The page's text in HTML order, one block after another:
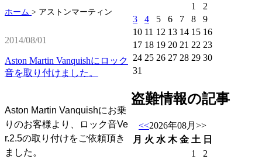
ホーム > アストンマーティン
2014/08/01
Aston Martin Vanquishにロック
音を取り付けました。
Aston Martin Vanquishにお乗
りのお客様より、ロック音Ve
r.2.5の取り付けをご依頼頂き
ました。
1
2
3
4 5 6 7 8
9
10 11 12 13 14 15 16
17 18 19 20 21 22 23
24 25 26 27 28 29 30
31
盗難情報の記事
<<2026年08月 >>
月 火 水 木 金 土 日
1
2